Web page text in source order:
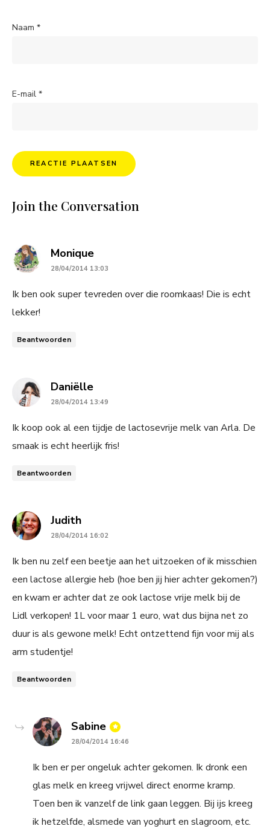
Naam *
E-mail *
Join the Conversation
Moniquesays:
28/04/2014 13:03
Ik ben ook super tevreden over die roomkaas! Die is echt
lekker!
Beantwoorden
Daniëllesays:
28/04/2014 13:49
Ik koop ook al een tijdje de lactosevrije melk van Arla. De
smaak is echt heerlijk fris!
Beantwoorden
Judithsays:
28/04/2014 16:02
Ik ben nu zelf een beetje aan het uitzoeken of ik misschien
een lactose allergie heb (hoe ben jij hier achter gekomen?)
en kwam er achter dat ze ook lactose vrije melk bij de
Lidl verkopen! 1L voor maar 1 euro, wat dus bijna net zo
duur is als gewone melk! Echt ontzettend fijn voor mij als
arm studentje!
Beantwoorden
Sabine says:
28/04/2014 16:46
Ik ben er per ongeluk achter gekomen. Ik dronk een
glas melk en kreeg vrijwel direct enorme kramp.
Toen ben ik vanzelf de link gaan leggen. Bij ijs kreeg
ik hetzelfde, alsmede van yoghurt en slagroom, etc.